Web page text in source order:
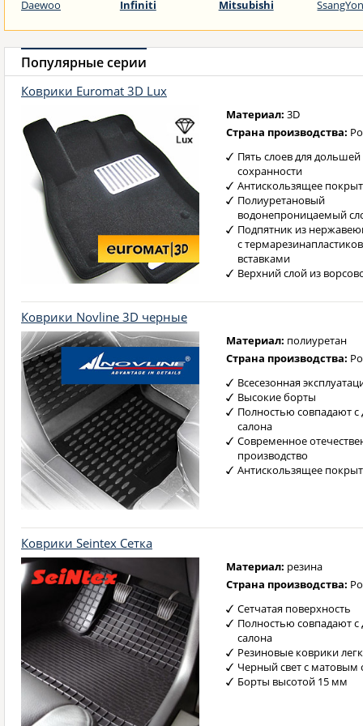
Daewoo Infiniti Mitsubishi
Популярные серии
Коврики Euromat 3D Lux
Материал: 3D
Страна производства:
Пять слоев для дольшей
сохранности
Антискользящее
Полиуретановый
водонепроницаемый
Подпятник из
с
вставками
Верхний слой из
Коврики Novline 3D черные
Материал: полиуретан
Страна производства:
Всесезонная
Высокие борты
Полностью совпадают
салона
Современное
производство
Антискользящее
Коврики Seintex Сетка
Материал: резина
Страна производства:
Сетчатая поверхность
Полностью совпадают
салона
Резиновые коврики
Черный свет с матовым
Борты высотой 15 мм